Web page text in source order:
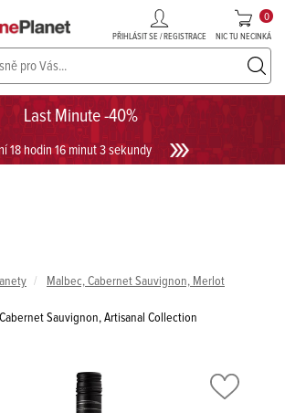
Last Minute -40%
18 hodin 16 minut 3 sekundy
PŘIHLÁSIT SE / REGISTRACE NIC TU NECINKÁ
0
v akci až do -30%!UKÁZAT PROSECCO
Malbec, Cabernet Sauvignon, Merlot
Sauvignon, Artisanal Collection